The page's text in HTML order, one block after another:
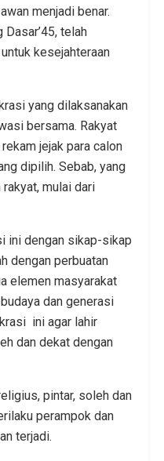
menjadi benar.
Dasar’45, telah
kesejahteraan
yang dilaksanakan
bersama. Rakyat
jejak para calon
dipilih. Sebab, yang
mulai dari
ini dengan sikap-sikap
dengan perbuatan
elemen masyarakat
dan generasi
ini agar lahir
dan dekat dengan
pintar, soleh dan
perampok dan
terjadi.